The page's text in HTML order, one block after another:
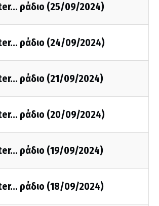
ράδιο (25/09/2024)
ράδιο (24/09/2024)
ράδιο (21/09/2024)
ράδιο (20/09/2024)
ράδιο (19/09/2024)
ράδιο (18/09/2024)